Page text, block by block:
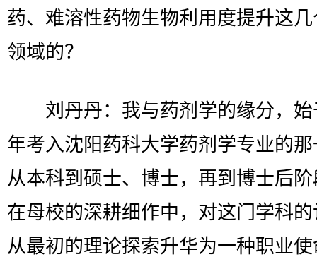
药、难溶性药物生物利用度提升这
领域的？
刘丹丹：我与药剂学的缘分，始
年考入沈阳药科大学药剂学专业的
从本科到硕士、博士，再到博士后
在母校的深耕细作中，对这门学科
从最初的理论探索升华为一种职业